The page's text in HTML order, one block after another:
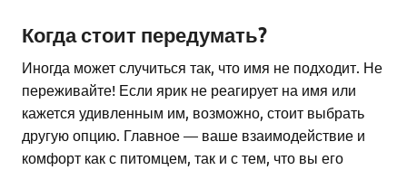
Когда стоит передумать?
Иногда может случиться так, что имя не подходит. Не
переживайте! Если ярик не реагирует на имя или
кажется удивленным им, возможно, стоит выбрать
другую опцию. Главное — ваше взаимодействие и
комфорт как с питомцем, так и с тем, что вы его